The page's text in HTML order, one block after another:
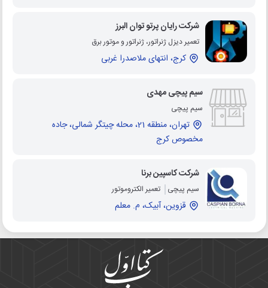
شرکت رایان پرتو توان البرز
تعمیر دیزل ژنراتور، ژنراتور و موتور برق
کرج، انتهای ملاصدرا غربی
سیم پیچی مهدی
سیم پیچی
تهران، منطقه 21، محله چیتگر شمالی، جاده
مخصوص کرج
شرکت کاسپین برنا
سیم پیچی تعمیر الکتروموتور
قزوین، آبیک، م. معلم